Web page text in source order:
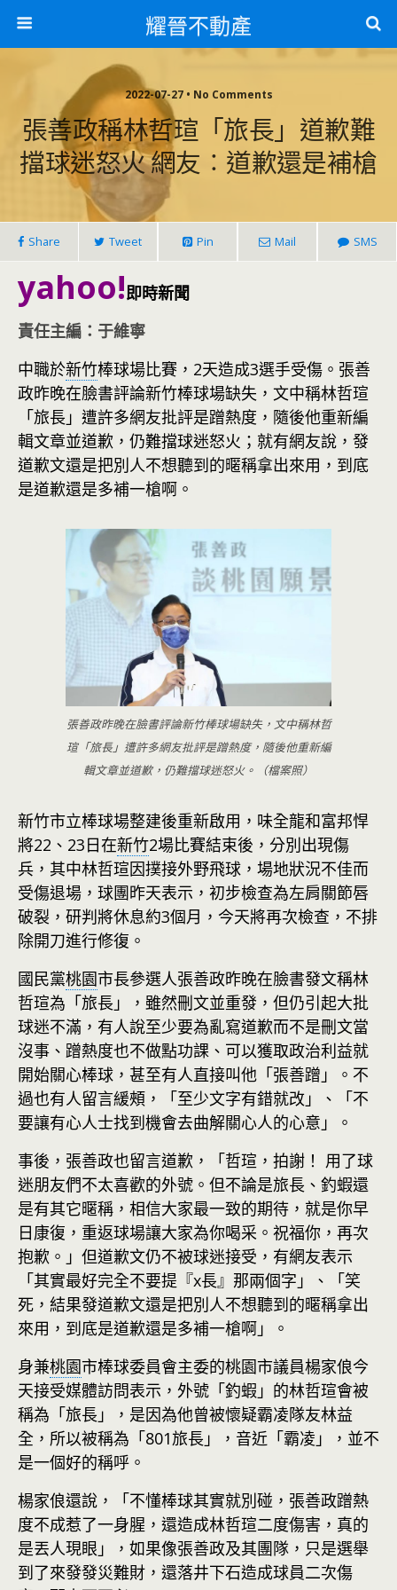
耀晉不動產
2022-07-27 • No Comments
張善政稱林哲瑄「旅長」道歉難
擋球迷怒火 網友︰道歉還是補槍
Share Tweet Pin Mail SMS
yahoo!即時新聞
責任主編：于維寧
中職於新竹棒球場比賽，2天造成3選手受傷。張善
政昨晚在臉書評論新竹棒球場缺失，文中稱林哲瑄
「旅長」遭許多網友批評是蹭熱度，隨後他重新編
輯文章並道歉，仍難擋球迷怒火；就有網友說，發
道歉文還是把別人不想聽到的暱稱拿出來用，到底
是道歉還是多補一槍啊。
張善政昨晚在臉書評論新竹棒球場缺失，文中稱林哲
瑄「旅長」遭許多網友批評是蹭熱度，隨後他重新編
輯文章並道歉，仍難擋球迷怒火。（檔案照）
新竹市立棒球場整建後重新啟用，味全龍和富邦悍
將22、23日在新竹2場比賽結束後，分別出現傷
兵，其中林哲瑄因撲接外野飛球，場地狀況不佳而
受傷退場，球團昨天表示，初步檢查為左肩關節唇
破裂，研判將休息約3個月，今天將再次檢查，不排
除開刀進行修復。
國民黨桃園市長參選人張善政昨晚在臉書發文稱林
哲瑄為「旅長」，雖然刪文並重發，但仍引起大批
球迷不滿，有人說至少要為亂寫道歉而不是刪文當
沒事、蹭熱度也不做點功課、可以獲取政治利益就
開始關心棒球，甚至有人直接叫他「張善蹭」。不
過也有人留言緩頰，「至少文字有錯就改」、「不
要讓有心人士找到機會去曲解關心人的心意」。
事後，張善政也留言道歉，「哲瑄，拍謝！ 用了球
迷朋友們不太喜歡的外號。但不論是旅長、釣蝦還
是有其它暱稱，相信大家最一致的期待，就是你早
日康復，重返球場讓大家為你喝采。祝福你，再次
抱歉。」但道歉文仍不被球迷接受，有網友表示
「其實最好完全不要提『x長』那兩個字」、「笑
死，結果發道歉文還是把別人不想聽到的暱稱拿出
來用，到底是道歉還是多補一槍啊」。
身兼桃園市棒球委員會主委的桃園市議員楊家俍今
天接受媒體訪問表示，外號「釣蝦」的林哲瑄會被
稱為「旅長」，是因為他曾被懷疑霸凌隊友林益
全，所以被稱為「801旅長」，音近「霸凌」，並不
是一個好的稱呼。
楊家俍還說，「不懂棒球其實就別碰，張善政蹭熱
度不成惹了一身腥，還造成林哲瑄二度傷害，真的
是丟人現眼」，如果像張善政及其團隊，只是選舉
到了來發發災難財，還落井下石造成球員二次傷